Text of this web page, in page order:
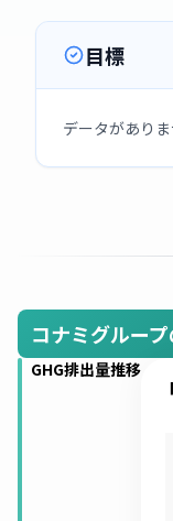
目標
データがあり
コナミグルー
GHG排出量推移